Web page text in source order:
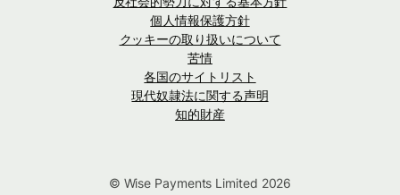
個人情報保護方針
クッキーの取り扱いについて
苦情
各国のサイトリスト
現代奴隷法に関する声明
知的財産
© Wise Payments Limited 2026